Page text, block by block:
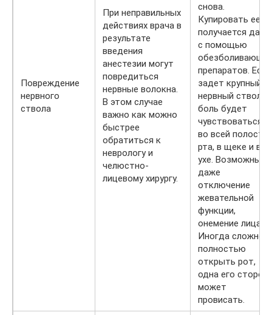
Повреждение
нервного
ствола
При неправильных
действиях врача в
результате
введения
анестезии могут
повредиться
нервные волокна.
В этом случае
важно как можно
быстрее
обратиться к
неврологу и
челюстно-
лицевому хирургу.
снова.
Купировать ее не
получается даже
с помощью
препаратов. Если
задет крупный
нервный ствол,
боль будет
чувствоваться
во всей полости
рта, в щеке и в
ухе. Возможны
даже
отключение
жевательной
функции,
онемение лица.
Иногда сложно
полностью
открыть рот,
одна его
может
провисать.